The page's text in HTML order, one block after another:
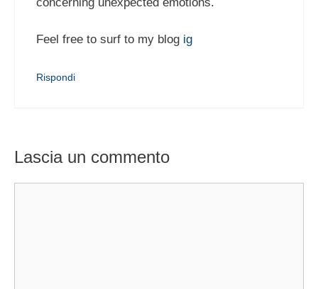
Feel free to surf to my blog ig
Rispondi
Lascia un commento